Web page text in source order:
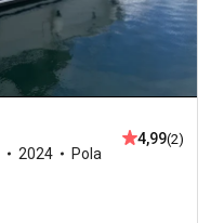
2024 Pola
4,99(2)